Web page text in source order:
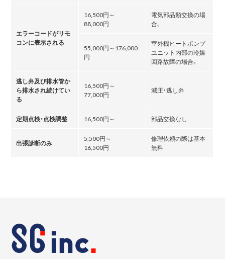
エラーコードがリモ
コンに表示される
16,500円～
88,000円
電気部品類交換の場
合。
55,000円～176,000
円
室外機ヒートポンプ
ユニット内部の冷媒
回路故障の場合。
逃し弁及び排水管か
ら排水され続けてい
る
16,500円～
77,000円
減圧・逃し弁
定期点検・点検調整 16,500円～ 部品交換なし
出張診断のみ
5,500円～
16,500円
修理依頼の際は基本
無料